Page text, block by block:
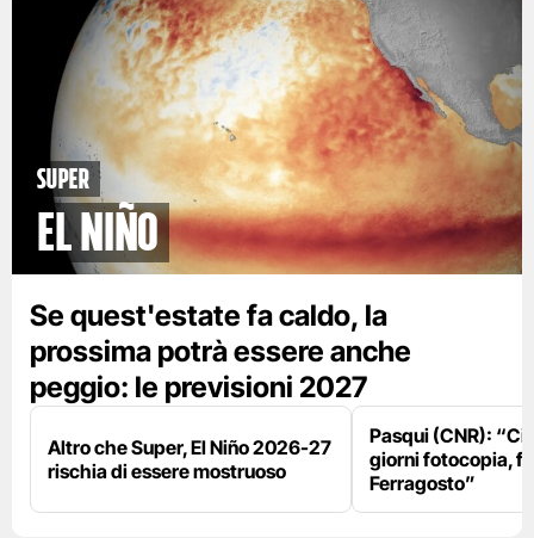
Super
El Niño
Se quest'estate fa caldo, la
prossima potrà essere anche
peggio: le previsioni 2027
Altro che Super, El Niño 2026-27
rischia di essere mostruoso
Pasqui (CNR):
giorni fotocopia,
Ferragosto”